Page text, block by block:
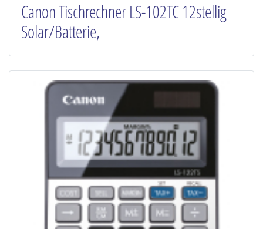
Canon Tischrechner LS-102TC 12stellig
Solar/Batterie,